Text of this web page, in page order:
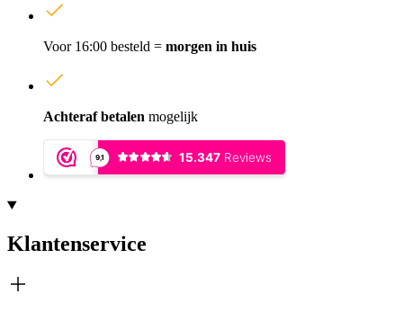
Voor 16:00 besteld = morgen in huis
Achteraf betalen mogelijk
Klantenservice